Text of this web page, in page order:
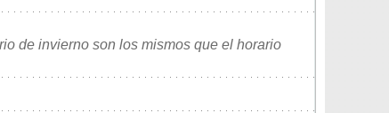
de invierno son los mismos que el horario